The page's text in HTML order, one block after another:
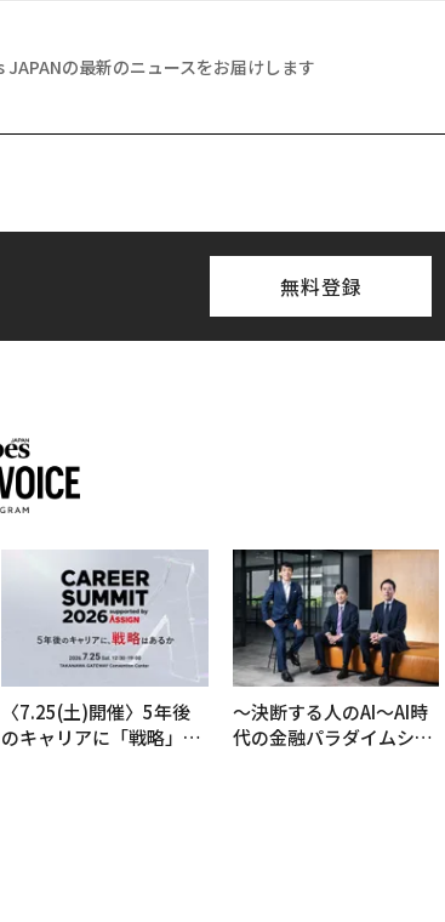
JAPANの最新のニュースをお届けします
無料登録
〈7.25(土)開催〉5年後
のキャリアに「戦略」は
〜決断する人のAI〜AI時
代の金融パラダイムシフ